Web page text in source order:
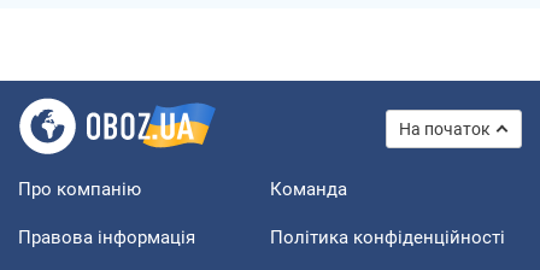
На початок
Про компанію Команда
Правова інформація Політика конфіденційності